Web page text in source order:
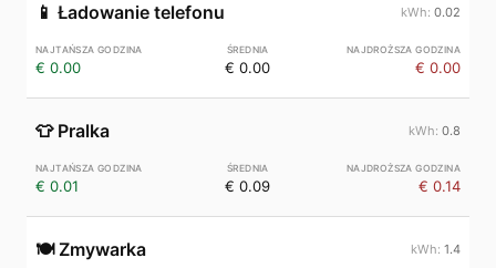
📱 Ładowanie telefonu 0.02
€ 0.00 € 0.00 € 0.00
👕 Pralka 0.8
€ 0.01 € 0.09 € 0.14
🍽️ Zmywarka 1.4